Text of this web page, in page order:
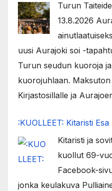
Turun
13.8.2026
uusi Aurajoki soi -
Turun seudun kuoroja
kuorojuhlaan.
Kirjastosillalle ja
:KUOLLEET: Kitaristi
Kitaristi ja
kuollut 69-
Facebook-
jonka keulakuva